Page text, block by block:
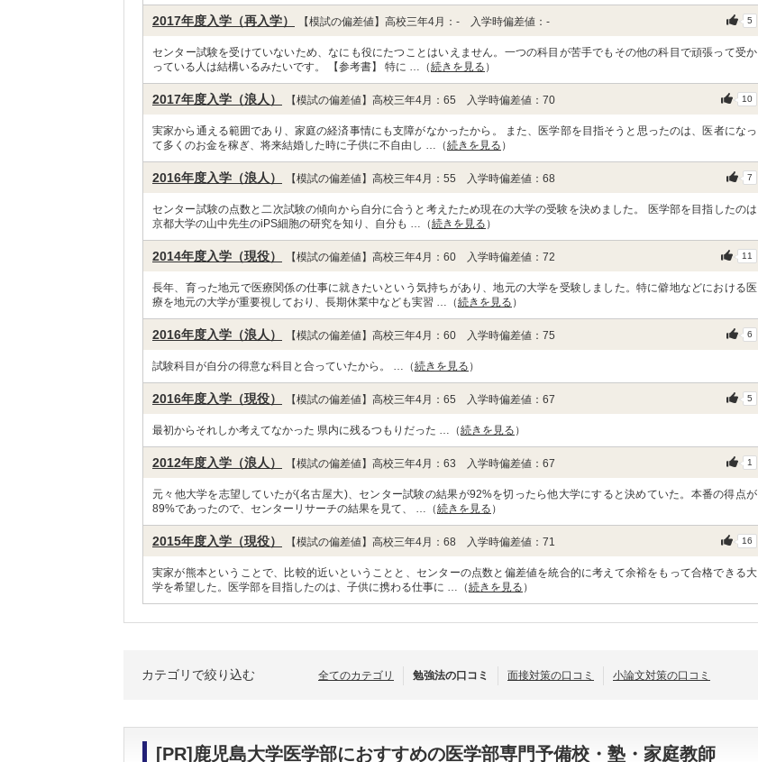
2017年度入学（再入学） 【模試の偏差値】高校三年4月：- 入学時偏差値：- 5
センター試験を受けていないため、なにも役にたつことはいえません。一つの科目が苦手でもその他の科目で頑張って受か
っている人は結構いるみたいです。 【参考書】 特に …（続きを見る ）
2017年度入学（浪人） 【模試の偏差値】高校三年4月：65 入学時偏差値：70 10
実家から通える範囲であり、家庭の経済事情にも支障がなかったから。 また、医学部を目指そうと思ったのは、医者になっ
て多くのお金を稼ぎ、将来結婚した時に子供に不自由し …（続きを見る ）
2016年度入学（浪人） 【模試の偏差値】高校三年4月：55 入学時偏差値：68 7
センター試験の点数と二次試験の傾向から自分に合うと考えたため現在の大学の受験を決めました。 医学部を目指したのは
京都大学の山中先生のiPS細胞の研究を知り、自分も …（続きを見る ）
2014年度入学（現役） 【模試の偏差値】高校三年4月：60 入学時偏差値：72 11
長年、育った地元で医療関係の仕事に就きたいという気持ちがあり、地元の大学を受験しました。特に僻地などにおける医
療を地元の大学が重要視しており、長期休業中なども実習 …（続きを見る ）
2016年度入学（浪人） 【模試の偏差値】高校三年4月：60 入学時偏差値：75 6
試験科目が自分の得意な科目と合っていたから。 …（続きを見る ）
2016年度入学（現役） 【模試の偏差値】高校三年4月：65 入学時偏差値：67 5
最初からそれしか考えてなかった 県内に残るつもりだった …（続きを見る ）
2012年度入学（浪人） 【模試の偏差値】高校三年4月：63 入学時偏差値：67 1
元々他大学を志望していたが(名古屋大)、センター試験の結果が92%を切ったら他大学にすると決めていた。本番の得点が
89%であったので、センターリサーチの結果を見て、 …（続きを見る ）
2015年度入学（現役） 【模試の偏差値】高校三年4月：68 入学時偏差値：71 16
実家が熊本ということで、比較的近いということと、センターの点数と偏差値を統合的に考えて余裕をもって合格できる大
学を希望した。医学部を目指したのは、子供に携わる仕事に …（続きを見る ）
カテゴリで絞り込む 全てのカテゴリ 勉強法の口コミ 面接対策の口コミ 小論文対策の口コミ
[PR]鹿児島大学医学部におすすめの医学部専門予備校・塾・家庭教師